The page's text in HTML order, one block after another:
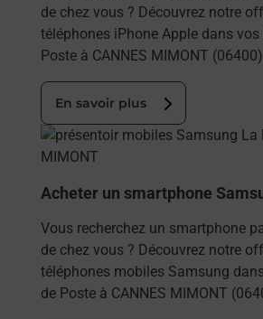
de chez vous ? Découvrez notre
téléphones iPhone Apple dans
Poste à CANNES MIMONT
En savoir plus
En savoir plus
Acheter un smartphone
Vous recherchez un smartphone
de chez vous ? Découvrez notre
téléphones mobiles Samsung
de Poste à CANNES MIMONT